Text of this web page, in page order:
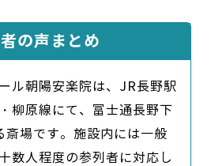
の声まとめ
ル朝陽安楽院は、JR長野駅
柳原線にて、富士通長野下
斎場です。施設内には一般
数人程度の参列者に対応し